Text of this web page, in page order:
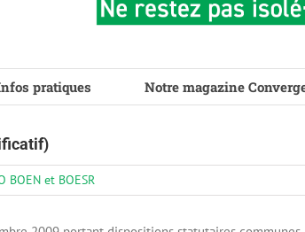
pratiques Notre magazine
BOEN et BOESR